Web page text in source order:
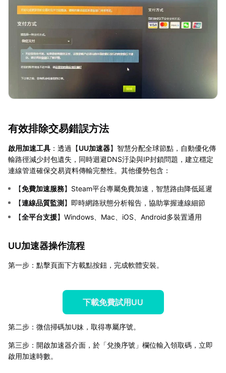
有效排除交易錯誤方法
啟用加速工具 ：透過【UU加速器】智慧分配全球節點，自動優化傳
輸路徑減少封包遺失，同時迴避DNS汙染與IP封鎖問題，建立穩定
連線管道確保交易資料傳輸完整性。其他優勢包含：
【免費加速服務】Steam平台專屬免費加速，智慧路由降低延遲
【連線品質監測 】即時網路狀態分析報告，協助掌握連線細節
【全平台支援】Windows、Mac、iOS、Android多裝置通用
UU加速器操作流程
第一步：點擊頁面下方載點按鈕，完成軟體安裝。
下載免費試用UU
第二步：微信掃碼加U妹，取得專屬序號。
第三步：開啟加速器介面，於「兌換序號」欄位輸入領取碼，立即
啟用加速時數。